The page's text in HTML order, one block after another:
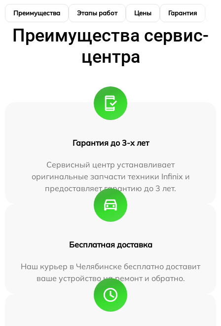
Преимущества Этапы работ Цены Гарантия
Преимущества сервис-
центра
Гарантия до 3-х лет
Сервисный центр устанавливает
оригинальные запчасти техники Infinix и
предоставляет гарантию до 3 лет.
Бесплатная доставка
Наш курьер в Челябинске бесплатно доставит
ваше устройство на ремонт и обратно.